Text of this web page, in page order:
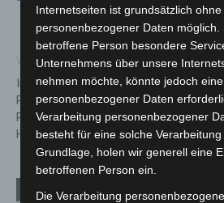
Vorheriger Artikel
Infra führt nächtliches
Parkverbot auf Park + Ride-
Plätzen in der Region
Hannover ein
Verwandte Artikel Mehr vom Autor
Internetseiten ist grundsätzlich
personenbezogener Daten möglich.
betroffene Person besondere
Unternehmens über unsere
nehmen möchte, könnte jedoch
personenbezogener Daten
Verarbeitung personenbezogener
besteht für eine solche
Grundlage, holen wir generell eine
betroffenen Person ein.
Die Verarbeitung